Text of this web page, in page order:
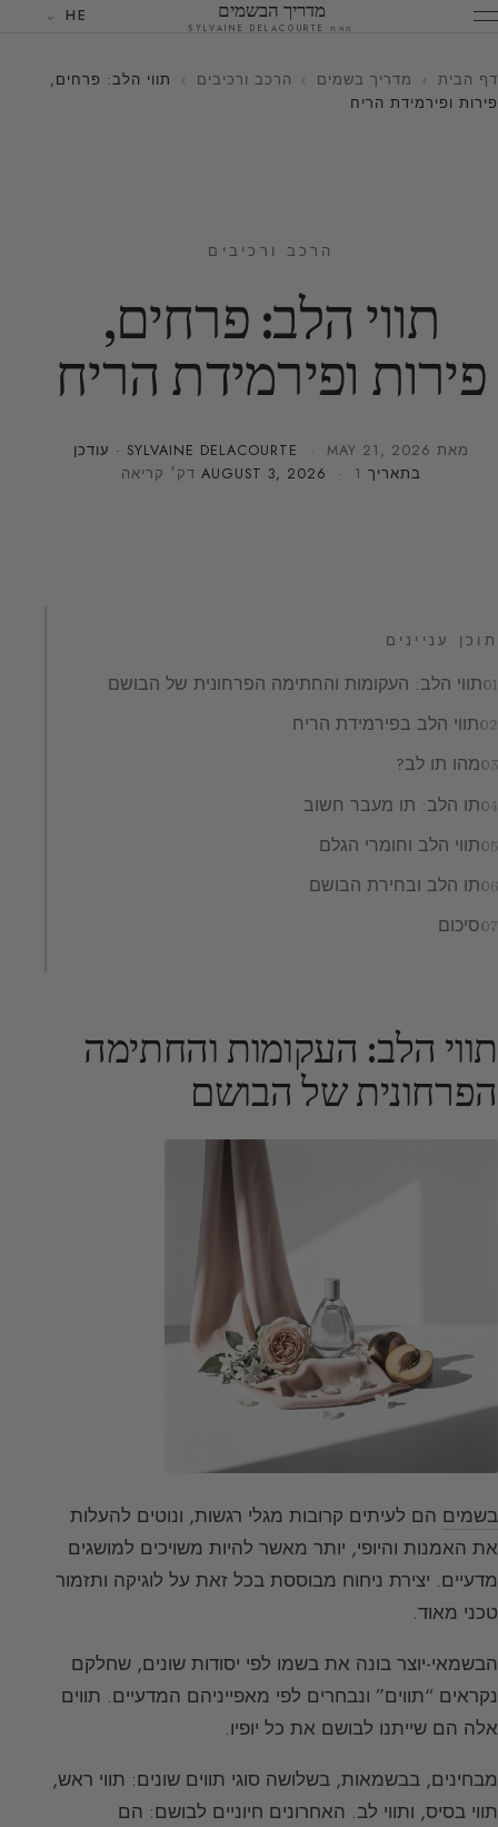
מדריך הבשמים
מאת SYLVAINE DELACOURTE
HE
דף הבית › מדריך בשמים › הרכב ורכיבים ›
תווי הלב: פרחים,
פירות ופירמידת הריח
הרכב ורכיבים
תווי הלב: פרחים,
פירות ופירמידת הריח
מאת SYLVAINE DELACOURTE · MAY 21, 2026
· עודכן
בתאריך
AUGUST 3, 2026 · 1 דק׳ קריאה
תוכן עניינים
תווי הלב: העקומות והחתימה הפרחונית של הבושם
תווי הלב בפירמידת הריח
מהו תו לב?
תו הלב: תו מעבר חשוב
תווי הלב וחומרי הגלם
תו הלב ובחירת הבושם
סיכום
תווי הלב: העקומות והחתימה
הפרחונית של הבושם
בשמים הם לעיתים קרובות מגלי רגשות, ונוטים להעלות
את האמנות והיופי, יותר מאשר להיות משויכים למושגים
מדעיים. יצירת ניחוח מבוססת בכל זאת על לוגיקה ותזמור
טכני מאוד.
הבשמאי-יוצר בונה את בשמו לפי יסודות שונים, שחלקם
נקראים “תווים” ונבחרים לפי מאפייניהם המדעיים. תווים
אלה הם שייתנו לבושם את כל יופיו.
מבחינים, בבשמאות, בשלושה סוגי תווים שונים: תווי ראש,
תווי בסיס, ותווי לב. האחרונים חיוניים לבושם: הם